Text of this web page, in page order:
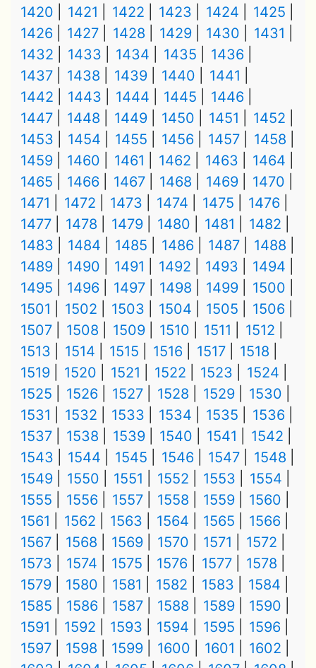
1420
1421 1422 1423 1424
1425
1426
1427 1428 1429 1430
1431
1432
1433 1434 1435
1436
1437
1438 1439 1440
1441
1442
1443 1444 1445
1446
1447
1448 1449 1450 1451
1452
1453
1454 1455 1456 1457
1458
1459
1460 1461 1462 1463
1464
1465
1466 1467 1468 1469
1470
1471
1472 1473 1474 1475
1476
1477
1478 1479 1480 1481
1482
1483
1484 1485 1486 1487
1488
1489
1490 1491 1492 1493
1494
1495
1496 1497 1498 1499
1500
1501
1502 1503 1504 1505
1506
1507
1508 1509 1510 1511
1512
1513
1514 1515 1516 1517
1518
1519
1520 1521 1522 1523
1524
1525
1526 1527 1528 1529
1530
1531
1532 1533 1534 1535
1536
1537
1538 1539 1540 1541
1542
1543
1544 1545 1546 1547
1548
1549
1550 1551 1552 1553
1554
1555
1556 1557 1558 1559
1560
1561
1562 1563 1564 1565
1566
1567
1568 1569 1570 1571
1572
1573
1574 1575 1576 1577
1578
1579
1580 1581 1582 1583
1584
1585
1586 1587 1588 1589
1590
1591
1592 1593 1594 1595
1596
1597
1598 1599 1600 1601
1602